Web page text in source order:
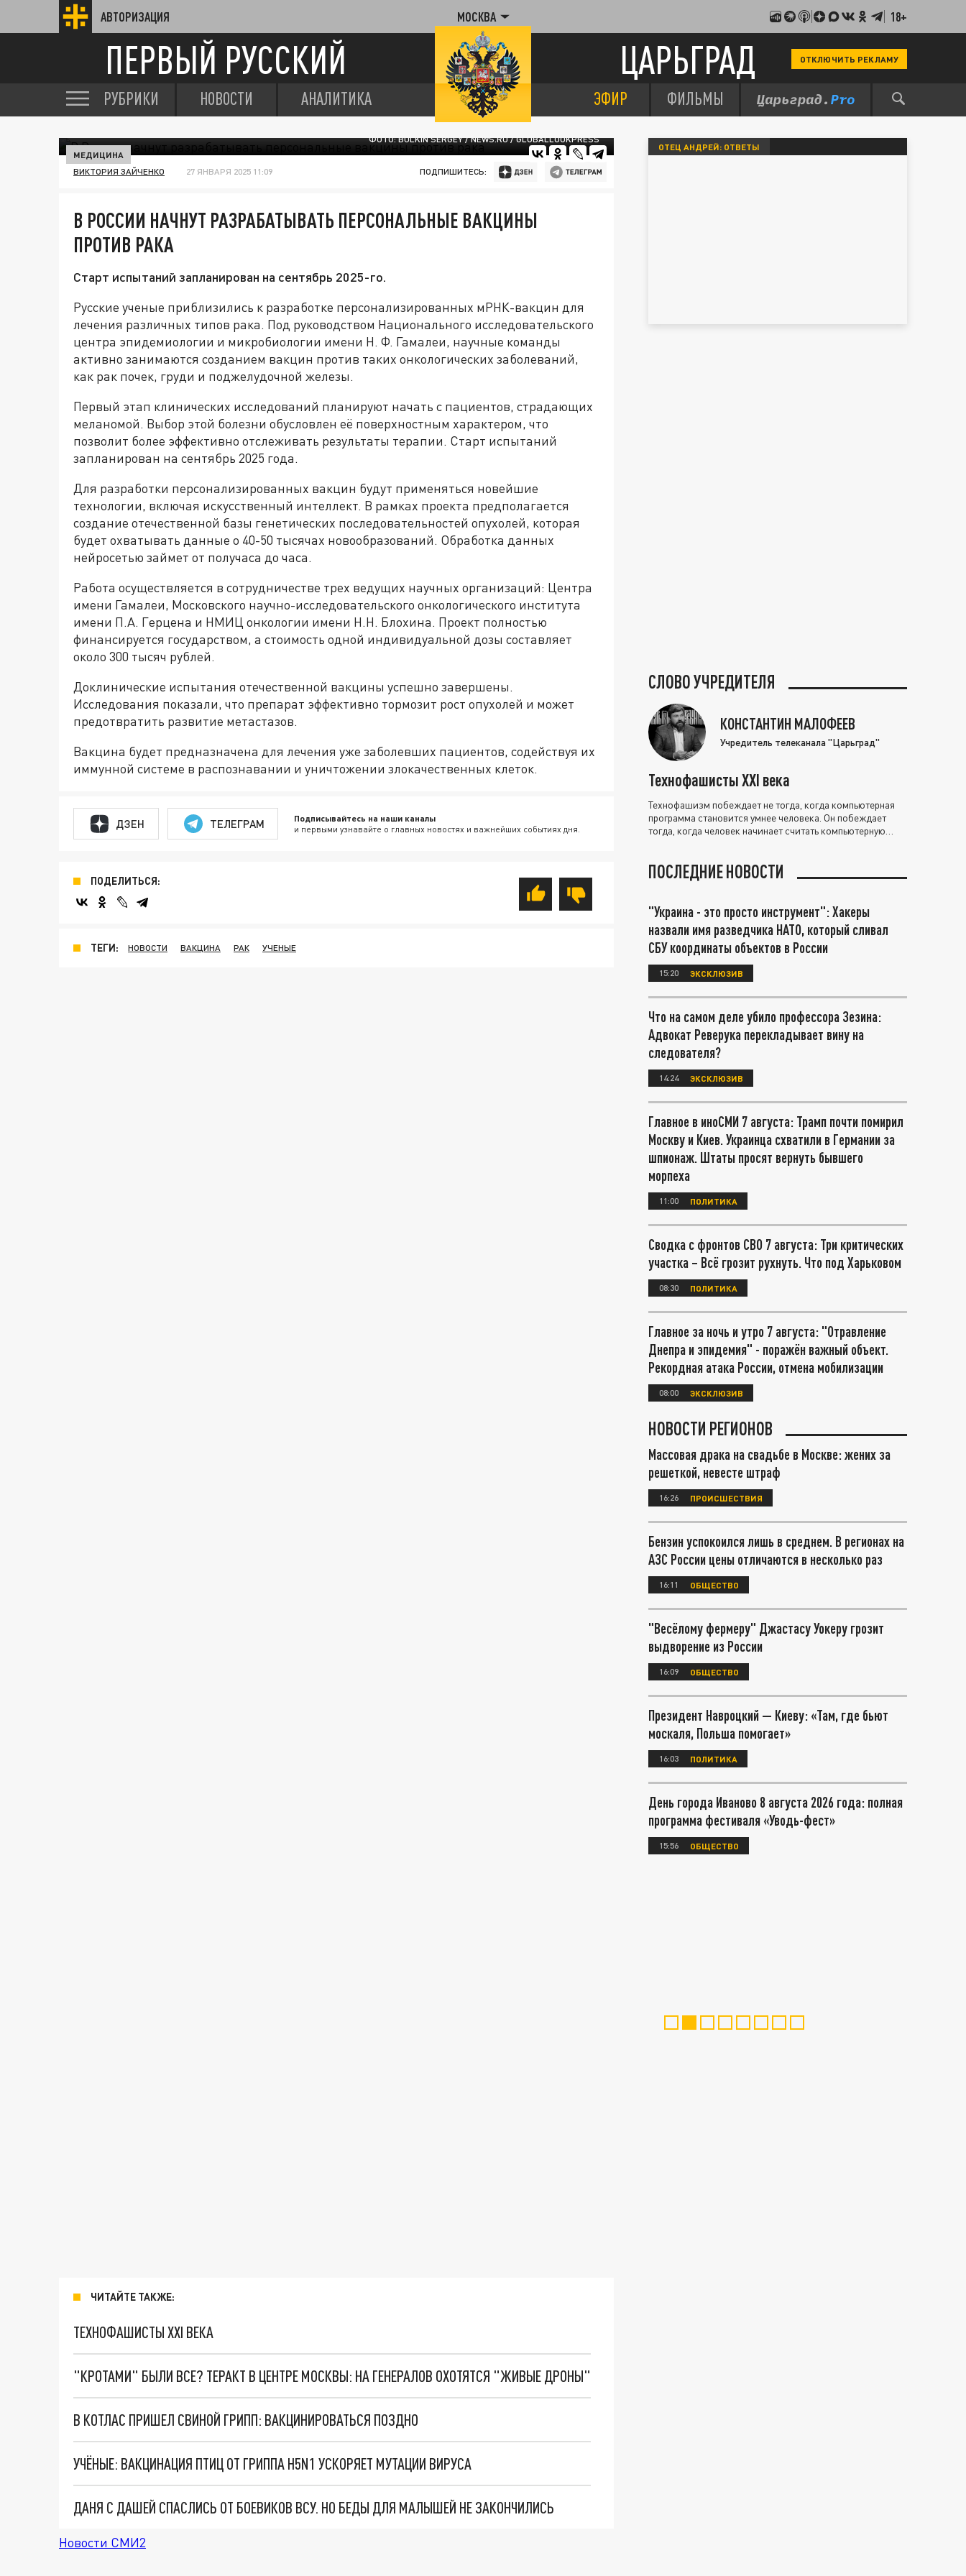
АВТОРИЗАЦИЯ МОСКВА 18+
ПЕРВЫЙ РУССКИЙ ЦАРЬГРАД ОТКЛЮЧИТЬ РЕКЛАМУ
РУБРИКИ НОВОСТИ АНАЛИТИКА ЭФИР ФИЛЬМЫ
ФОТО: BULKIN SERGEY / NEWS.RU / GLOBALLOOKPRESS
МЕДИЦИНА
ВИКТОРИЯ ЗАЙЧЕНКО 27 ЯНВАРЯ 2025 11:09 ПОДПИШИТЕСЬ:
В РОССИИ НАЧНУТ РАЗРАБАТЫВАТЬ ПЕРСОНАЛЬНЫЕ ВАКЦИНЫ
ПРОТИВ РАКА
Старт испытаний запланирован на сентябрь 2025-го.
Русские ученые приблизились к разработке персонализированных мРНК-вакцин для
лечения различных типов рака. Под руководством Национального исследовательского
центра эпидемиологии и микробиологии имени Н. Ф. Гамалеи, научные команды
активно занимаются созданием вакцин против таких онкологических заболеваний,
как рак почек, груди и поджелудочной железы.
Первый этап клинических исследований планируют начать с пациентов, страдающих
меланомой. Выбор этой болезни обусловлен её поверхностным характером, что
позволит более эффективно отслеживать результаты терапии. Старт испытаний
запланирован на сентябрь 2025 года.
Для разработки персонализированных вакцин будут применяться новейшие
технологии, включая искусственный интеллект. В рамках проекта предполагается
создание отечественной базы генетических последовательностей опухолей, которая
будет охватывать данные о 40-50 тысячах новообразований. Обработка данных
нейросетью займет от получаса до часа.
Работа осуществляется в сотрудничестве трех ведущих научных организаций: Центра
имени Гамалеи, Московского научно-исследовательского онкологического института
имени П.А. Герцена и НМИЦ онкологии имени Н.Н. Блохина. Проект полностью
финансируется государством, а стоимость одной индивидуальной дозы составляет
около 300 тысяч рублей.
Доклинические испытания отечественной вакцины успешно завершены.
Исследования показали, что препарат эффективно тормозит рост опухолей и может
предотвратить развитие метастазов.
Вакцина будет предназначена для лечения уже заболевших пациентов, содействуя их
иммунной системе в распознавании и уничтожении злокачественных клеток.
ДЗЕН ТЕЛЕГРАМ Подписывайтесь на наши каналы
и первыми узнавайте о главных новостях и важнейших событиях дня.
ПОДЕЛИТЬСЯ:
ТЕГИ: НОВОСТИ ВАКЦИНА РАК УЧЕНЫЕ
ЧИТАЙТЕ ТАКЖЕ:
ТЕХНОФАШИСТЫ XXI ВЕКА
"КРОТАМИ" БЫЛИ ВСЕ? ТЕРАКТ В ЦЕНТРЕ МОСКВЫ: НА ГЕНЕРАЛОВ ОХОТЯТСЯ "ЖИВЫЕ ДРОНЫ"
В КОТЛАС ПРИШЕЛ СВИНОЙ ГРИПП: ВАКЦИНИРОВАТЬСЯ ПОЗДНО
УЧЁНЫЕ: ВАКЦИНАЦИЯ ПТИЦ ОТ ГРИППА H5N1 УСКОРЯЕТ МУТАЦИИ ВИРУСА
ДАНЯ С ДАШЕЙ СПАСЛИСЬ ОТ БОЕВИКОВ ВСУ. НО БЕДЫ ДЛЯ МАЛЫШЕЙ НЕ ЗАКОНЧИЛИСЬ
Новости СМИ2
ОТЕЦ АНДРЕЙ: ОТВЕТЫ
СЛОВО УЧРЕДИТЕЛЯ
КОНСТАНТИН МАЛОФЕЕВ
Учредитель телеканала "Царьград"
Технофашисты XXI века
Технофашизм побеждает не тогда, когда компьютерная
программа становится умнее человека. Он побеждает
тогда, когда человек начинает считать компьютерную
ПОСЛЕДНИЕ НОВОСТИ
"Украина - это просто инструмент": Хакеры
назвали имя разведчика НАТО, который сливал
СБУ координаты объектов в России
15:20 ЭКСКЛЮЗИВ
Что на самом деле убило профессора Зезина:
Адвокат Реверука перекладывает вину на
следователя?
14:24 ЭКСКЛЮЗИВ
Главное в иноСМИ 7 августа: Трамп почти помирил
Москву и Киев. Украинца схватили в Германии за
шпионаж. Штаты просят вернуть бывшего
морпеха
11:00 ПОЛИТИКА
Сводка с фронтов СВО 7 августа: Три критических
участка – Всё грозит рухнуть. Что под Харьковом
08:30 ПОЛИТИКА
Главное за ночь и утро 7 августа: "Отравление
Днепра и эпидемия" - поражён важный объект.
Рекордная атака России, отмена мобилизации
08:00 ЭКСКЛЮЗИВ
НОВОСТИ РЕГИОНОВ
Массовая драка на свадьбе в Москве: жених за
решеткой, невесте штраф
16:26 ПРОИСШЕСТВИЯ
Бензин успокоился лишь в среднем. В регионах на
АЗС России цены отличаются в несколько раз
16:11 ОБЩЕСТВО
"Весёлому фермеру" Джастасу Уокеру грозит
выдворение из России
16:09 ОБЩЕСТВО
Президент Навроцкий — Киеву: «Там, где бьют
москаля, Польша помогает»
16:03 ПОЛИТИКА
День города Иваново 8 августа 2026 года: полная
программа фестиваля «Уводь-фест»
15:56 ОБЩЕСТВО